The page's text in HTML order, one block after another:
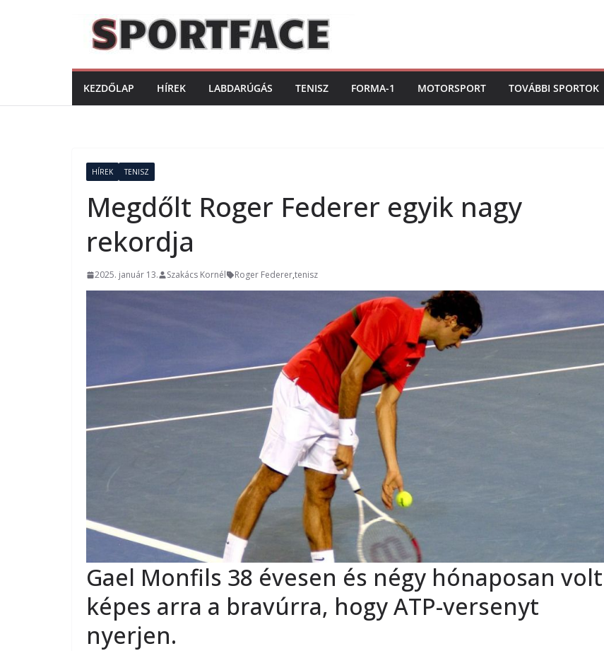
KEZDŐLAP HÍREK LABDARÚGÁS TENISZ FORMA-1 MOTORSPORT TOVÁBBI SPORTOK
HÍREK TENISZ
Megdőlt Roger Federer egyik nagy
rekordja
2025. január 13. Szakács Kornél Roger Federer,tenisz
Gael Monfils 38 évesen és négy hónaposan volt
képes arra a bravúrra, hogy ATP-versenyt
nyerjen.